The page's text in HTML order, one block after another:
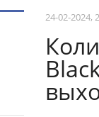
24-02-2024,